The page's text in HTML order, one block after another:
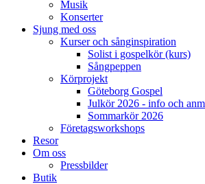
Musik
Konserter
Sjung med oss
Kurser och sånginspiration
Solist i gospelkör (kurs)
Sångpeppen
Körprojekt
Göteborg Gospel
Julkör 2026 - info och
Sommarkör 2026
Företagsworkshops
Resor
Om oss
Pressbilder
Butik